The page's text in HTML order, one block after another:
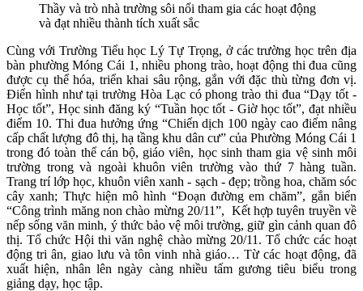
Thầy và trò nhà trường sôi nổi tham gia các hoạt động
và đạt nhiều thành tích xuất sắc
Cùng với Trường Tiểu học Lý Tự Trọng, ở các trường học trên địa
bàn phường Móng Cái 1, nhiều phong trào, hoạt động thi đua cũng
được cụ thể hóa, triển khai sâu rộng, gắn với đặc thù từng đơn vị.
Điển hình như tại trường Hòa Lạc có phong trào thi đua “Dạy tốt -
Học tốt”, Học sinh đăng ký “Tuần học tốt - Giờ học tốt”, đạt nhiều
điểm 10. Thi đua hưởng ứng “Chiến dịch 100 ngày cao điểm nâng
cấp chất lượng đô thị, hạ tầng khu dân cư” của Phường Móng Cái 1
trong đó toàn thể cán bộ, giáo viên, học sinh tham gia vệ sinh môi
trường trong và ngoài khuôn viên trường vào thứ 7 hàng tuần.
Trang trí lớp học, khuôn viên xanh - sạch - đẹp; trồng hoa, chăm sóc
cây xanh; Thực hiện mô hình “Đoạn đường em chăm”, gắn biển
“Công trình măng non chào mừng 20/11”, Kết hợp tuyên truyền về
nếp sống văn minh, ý thức bảo vệ môi trường, giữ gìn cảnh quan đô
thị. Tổ chức Hội thi văn nghệ chào mừng 20/11. Tổ chức các hoạt
động tri ân, giao lưu và tôn vinh nhà giáo… Từ các hoạt động, đã
xuất hiện, nhân lên ngày càng nhiều tấm gương tiêu biểu trong
giảng dạy, học tập.